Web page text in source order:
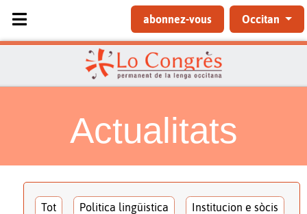
Sélectionnez votre langue
abonnez-vous Occitan
Actualitats
Tot Politica lingüistica Institucion e sòcis